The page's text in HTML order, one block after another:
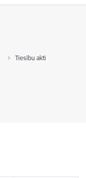
Tiesību akti